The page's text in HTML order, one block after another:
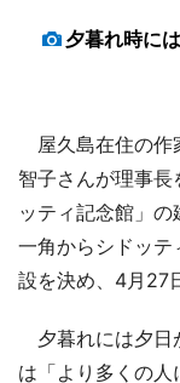
夕暮れ時に
屋久島在住の作
智子さんが理事
ッティ記念館」
一角からシドッテ
設を決め、4月27
夕暮れには夕日
は「より多くの